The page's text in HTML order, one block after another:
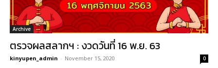
Archive
ตรวจผลสลากฯ : งวดวันที่ 16 พ.ย. 63
kinyupen_admin - November 15, 2020 0